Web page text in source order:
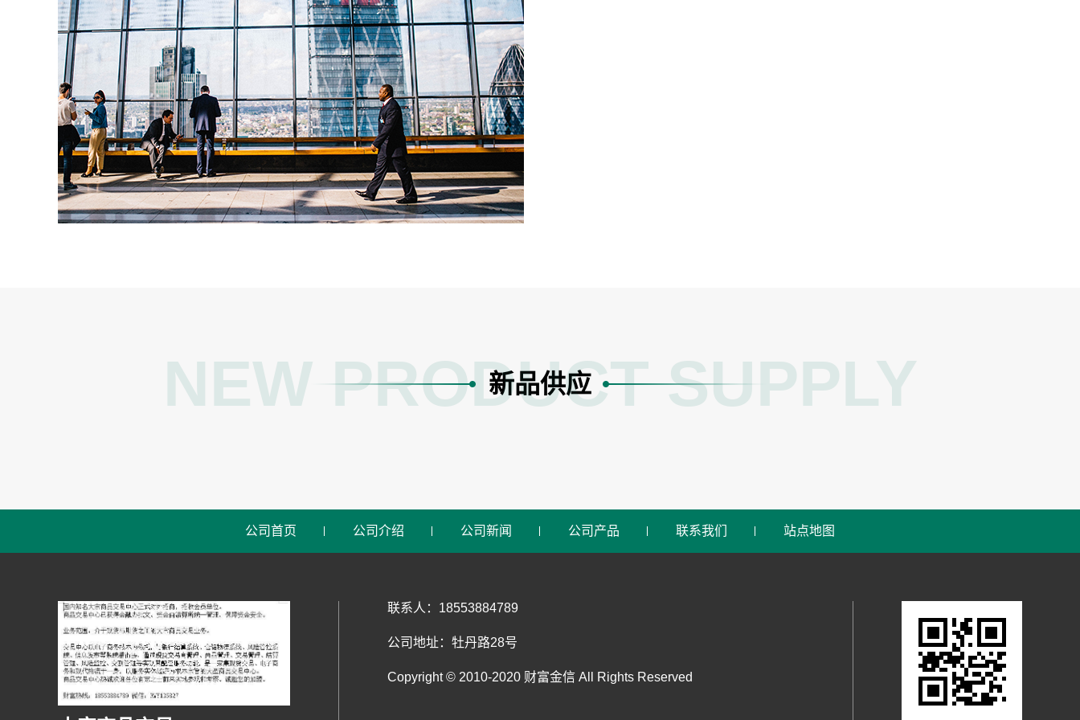
新品供应
NEW PRODUCT SUPPLY
公司首页 公司介绍 公司新闻 公司产品 联系我们 站点地图
联系人：18553884789
公司地址：牡丹路28号
Copyright © 2010-2020 财富金信 All Rights Reserved